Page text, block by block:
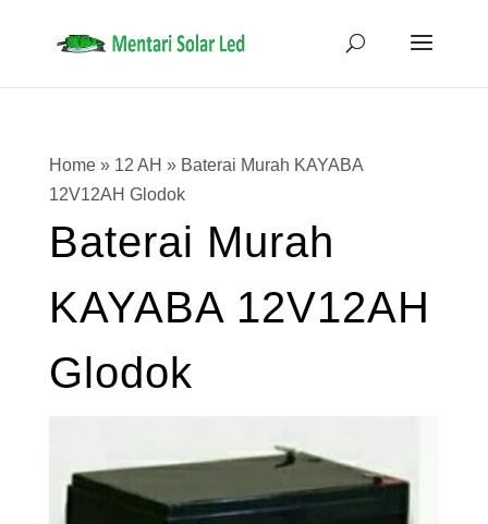
Home» 12 AH » Baterai Murah KAYABA
12V12AH Glodok
Baterai Murah
KAYABA 12V12AH
Glodok